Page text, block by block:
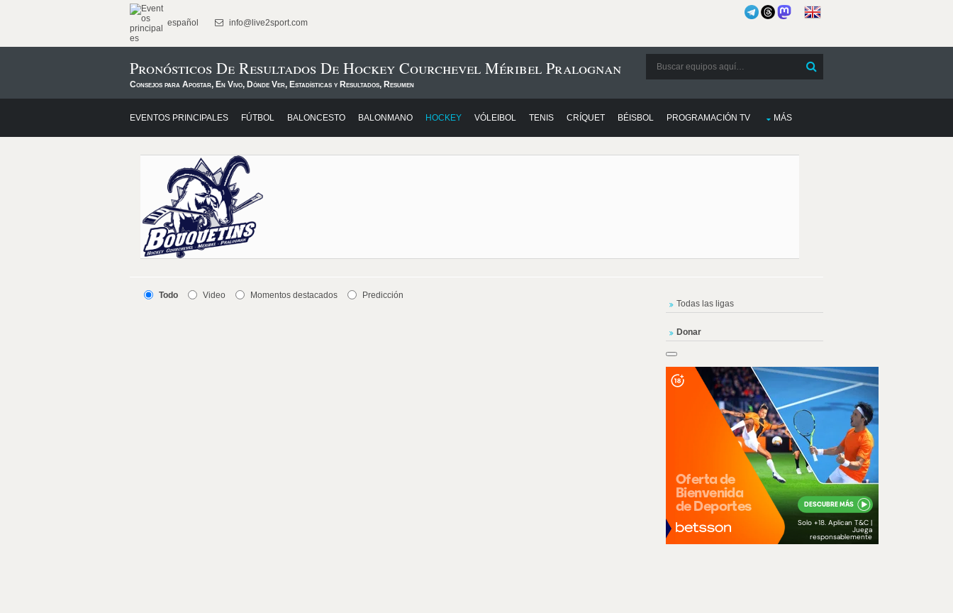
español info@live2sport.com
Pronósticos De Resultados De Hockey Courchevel Méribel Pralognan
Consejos para Apostar, En Vivo, Dónde Ver, Estadísticas y Resultados, Resumen
EVENTOS PRINCIPALES FÚTBOL BALONCESTO BALONMANO HOCKEY VÓLEIBOL TENIS CRÍQUET BÉISBOL PROGRAMACIÓN TV MÁS
Todo Video Momentos destacados Predicción
Todas las ligas
Donar